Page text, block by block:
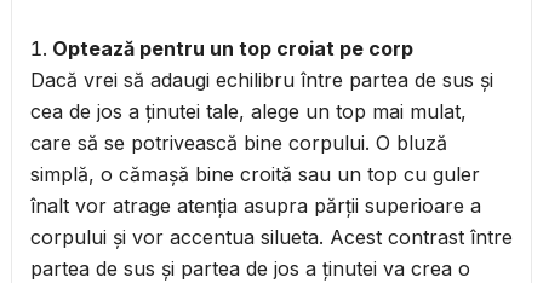
Optează pentru un top croiat pe corp
Dacă vrei să adaugi echilibru între partea de sus și
cea de jos a ținutei tale, alege un top mai mulat,
care să se potrivească bine corpului. O bluză
simplă, o cămașă bine croită sau un top cu guler
înalt vor atrage atenția asupra părții superioare a
corpului și vor accentua silueta. Acest contrast între
partea de sus și partea de jos a ținutei va crea o